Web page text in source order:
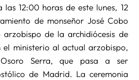
las 12:00 horas de este lunes, 12
de monseñor José Cobo
arzobispo de la archidiócesis de
el ministerio al actual arzobispo,
Serra, que pasa a ser
de Madrid. La ceremonia